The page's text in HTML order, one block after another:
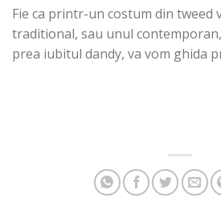
Fie ca printr-un costum din tweed
traditional, sau unul
prea iubitul dandy, va vom ghida